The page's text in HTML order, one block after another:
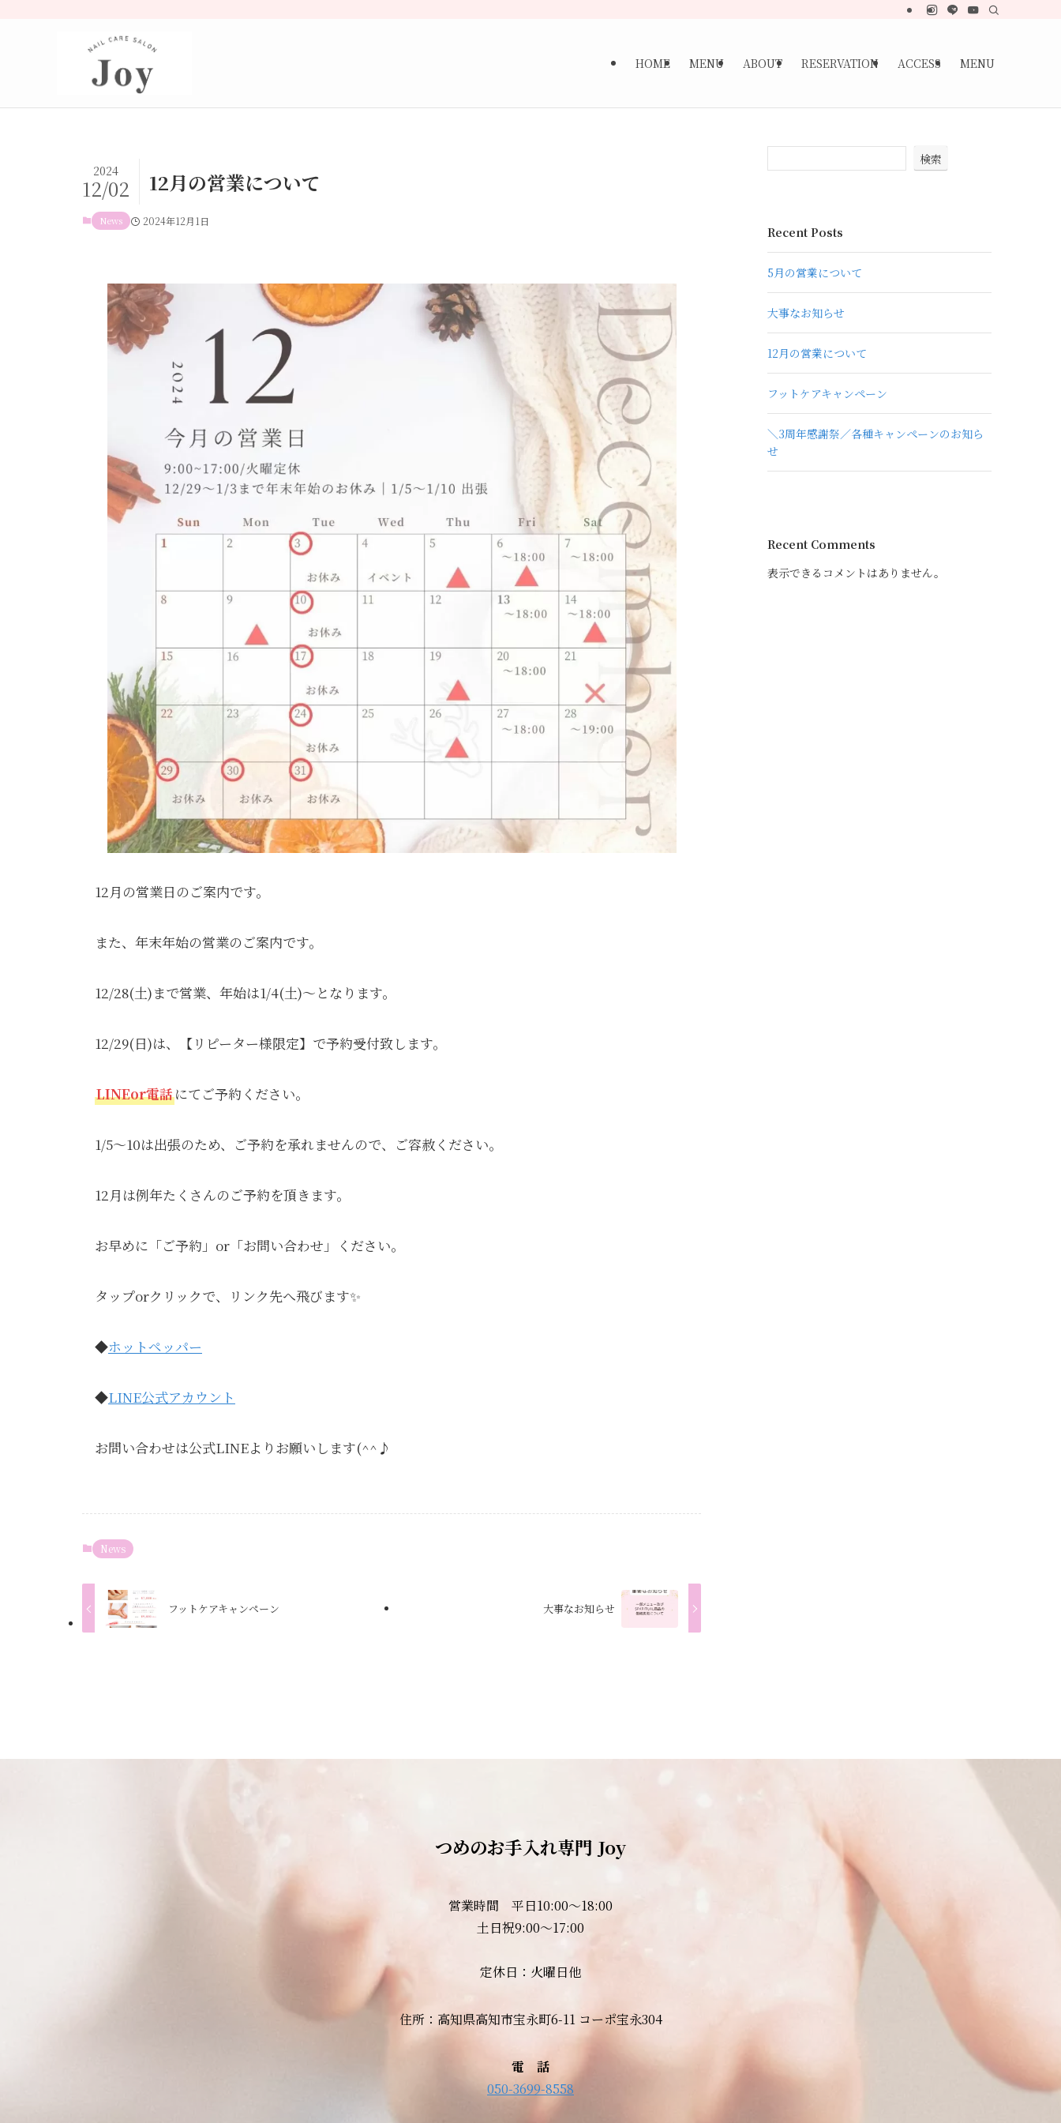
HOME MENU ABOUT RESERVATION ACCESS MENU
12月の営業について
2024
12/02
News 2024年12月1日
12月の営業日のご案内です。
また、年末年始の営業のご案内です。
12/28(土)まで営業、年始は1/4(土)～となります。
12/29(日)は、【リピーター様限定】で予約受付致します。
LINEor電話にてご予約ください。
1/5～10は出張のため、ご予約を承れませんので、ご容赦ください。
12月は例年たくさんのご予約を頂きます。
お早めに「ご予約」or「お問い合わせ」ください。
タップorクリックで、リンク先へ飛びます✨
◆ホットペッパー
◆LINE公式アカウント
お問い合わせは公式LINEよりお願いします(^^♪
News
フットケアキャンペーン 大事なお知らせ
検索
Recent Posts
5月の営業について
大事なお知らせ
12月の営業について
フットケアキャンペーン
＼3周年感謝祭／各種キャンペーンのお知ら
せ
Recent Comments
表示できるコメントはありません。
つめのお手入れ専門 Joy
営業時間 平日10:00～18:00
土日祝9:00～17:00
定休日：火曜日他
住所：高知県高知市宝永町6-11 コーポ宝永304
電 話
050-3699-8558